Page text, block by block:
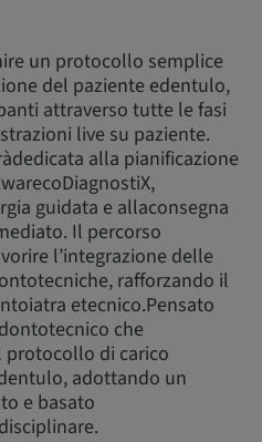
un protocollo semplice
del paziente edentulo,
attraverso tutte le fasi
live su paziente.
alla pianificazione
guidata e allaconsegna
Il percorso
l’integrazione delle
rafforzando il
etecnico.Pensato
che
protocollo di carico
adottando un
e basato